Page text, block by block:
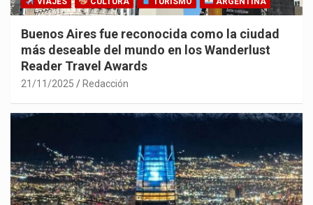
Buenos Aires fue reconocida como la ciudad
más deseable del mundo en los Wanderlust
Reader Travel Awards
21/11/2025 Redacción